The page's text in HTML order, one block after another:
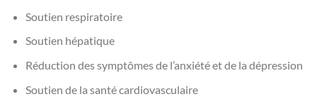
Soutien respiratoire
Soutien hépatique
Réduction des symptômes de l’anxiété et de la dépression
Soutien de la santé cardiovasculaire